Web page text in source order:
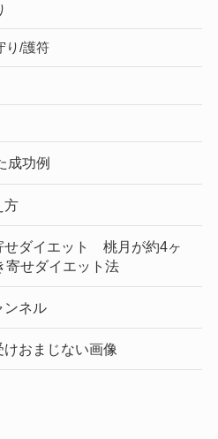
り/護符
成功例
方
せダイエット 桃月が約4ヶ
寄せダイエット法
ンネル
おまじない画像